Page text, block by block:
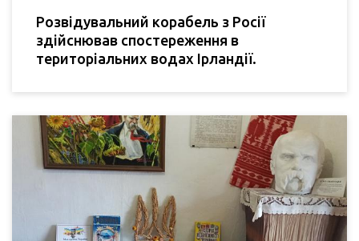
Розвідувальний корабель з Росії
здійснював спостереження в
територіальних водах Ірландії.